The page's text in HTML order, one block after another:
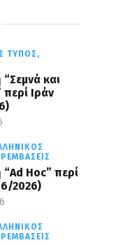
ΤΎΠΟΣ,
και
περί Ιράν
Hoc” περί
2026)